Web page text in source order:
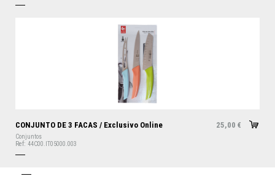
CONJUNTO DE 3 FACAS / Exclusivo Online 25,00 €
Conjuntos
Ref: 44C00.IT05000.003